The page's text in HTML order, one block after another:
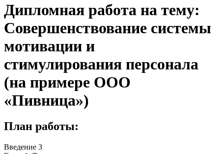
Дипломная работа на тему:
Совершенствование системы
мотивации и
стимулирования персонала
(на примере ООО
«Пивница»)
План работы:
Введение 3